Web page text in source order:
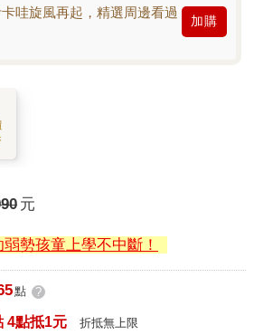
哇旋風再起，精選周邊看過
加購
元
勢孩童上學不中斷！
點 ?
4點抵1元 折抵無上限